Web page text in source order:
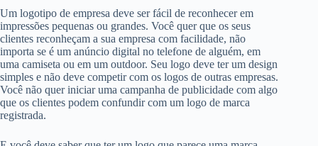
Um logotipo de empresa deve ser fácil de reconhecer em
impressões pequenas ou grandes. Você quer que os seus
clientes reconheçam a sua empresa com facilidade, não
importa se é um anúncio digital no telefone de alguém, em
uma camiseta ou em um outdoor. Seu logo deve ter um design
simples e não deve competir com os logos de outras empresas.
Você não quer iniciar uma campanha de publicidade com algo
que os clientes podem confundir com um logo de marca
registrada.